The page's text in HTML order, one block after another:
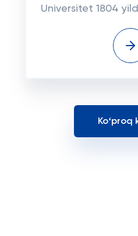
Universitet 1804
Koʻproq